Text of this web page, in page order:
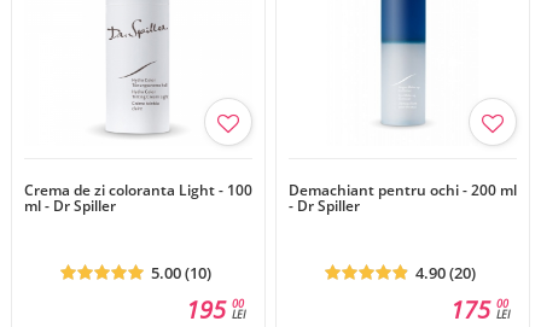
Crema de zi coloranta Light - 100
ml - Dr Spiller
5.00 (10)
00
LEI
195
Demachiant pentru ochi - 200 ml
- Dr Spiller
4.90 (20)
00
LEI
175